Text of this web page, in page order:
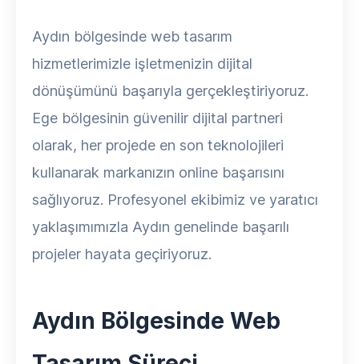
Aydın bölgesinde web tasarım
hizmetlerimizle işletmenizin dijital
dönüşümünü başarıyla gerçekleştiriyoruz.
Ege bölgesinin güvenilir dijital partneri
olarak, her projede en son teknolojileri
kullanarak markanızın online başarısını
sağlıyoruz. Profesyonel ekibimiz ve yaratıcı
yaklaşımımızla Aydın genelinde başarılı
projeler hayata geçiriyoruz.
Aydın Bölgesinde Web